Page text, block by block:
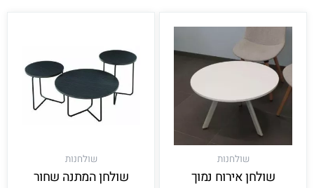
שולחנות
שולחן אירוח נמוך
שולחנות
שולחן המתנה שחור